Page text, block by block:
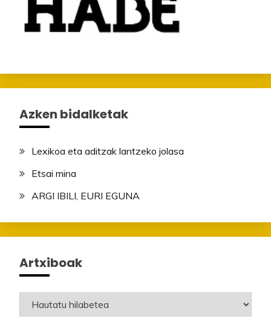
Azken bidalketak
Lexikoa eta aditzak lantzeko jolasa
Etsai mina
ARGI IBILI, EURI EGUNA
Artxiboak
Artxiboak